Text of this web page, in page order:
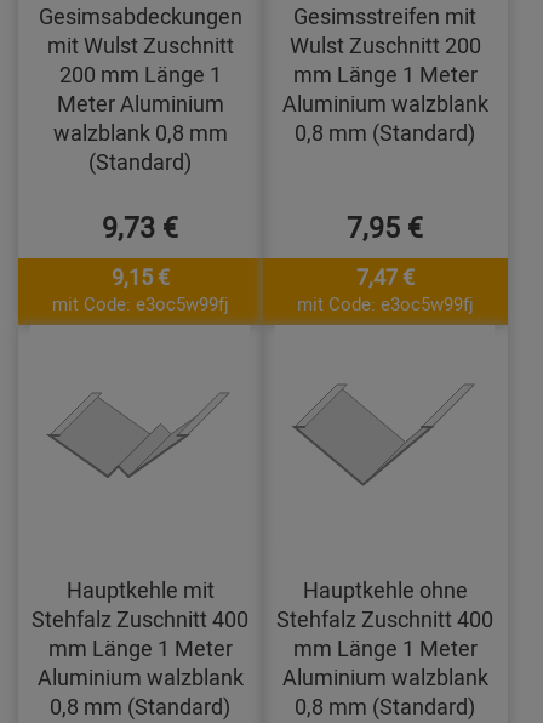
Gesimsabdeckungen
mit Wulst Zuschnitt
200 mm Länge 1
Meter Aluminium
walzblank 0,8 mm
(Standard)
9,73 €
9,15 €
mit Code: e3oc5w99fj
Gesimsstreifen mit
Wulst Zuschnitt 200
mm Länge 1 Meter
Aluminium walzblank
0,8 mm (Standard)
7,95 €
7,47 €
mit Code: e3oc5w99fj
Hauptkehle mit
Stehfalz Zuschnitt 400
mm Länge 1 Meter
Aluminium walzblank
0,8 mm (Standard)
Hauptkehle ohne
Stehfalz Zuschnitt 400
mm Länge 1 Meter
Aluminium walzblank
0,8 mm (Standard)